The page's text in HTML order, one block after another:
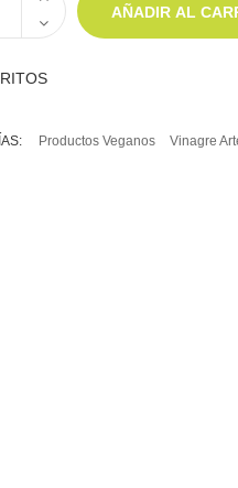
AÑADIR AL
Productos Veganos Vinagre